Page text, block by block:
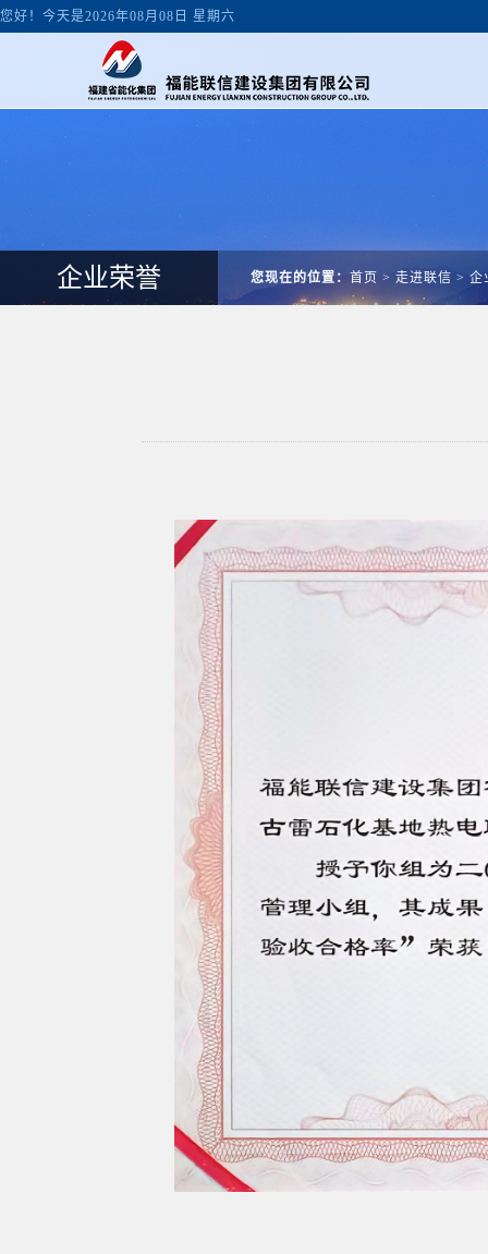
您好！今天是2026年08月08日 星期六
企业荣誉 您现在的位置： 首页 > 走进联信 > 企